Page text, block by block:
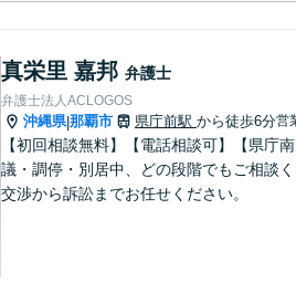
真栄里 嘉邦 弁護士
弁護士法人ACLOGOS
沖縄県|那覇市 県庁前駅 から徒歩6分営
【初回相談無料】【電話相談可】【県庁
議・調停・別居中、どの段階でもご相談
交渉から訴訟までお任せください。